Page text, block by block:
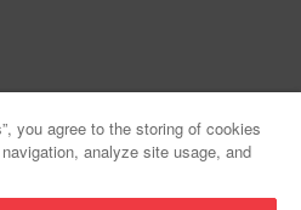
you agree to the storing of cookies
analyze site usage, and